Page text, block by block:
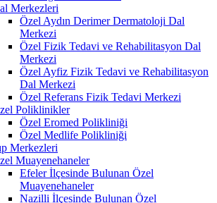
Merkezleri
Özel Aydın Derimer Dermatoloji Dal
Merkezi
Özel Fizik Tedavi ve Rehabilitasyon Dal
Merkezi
Özel Ayfiz Fizik Tedavi ve Rehabilitasyon
Dal Merkezi
Özel Referans Fizik Tedavi Merkezi
Poliklinikler
Özel Eromed Polikliniği
Özel Medlife Polikliniği
Merkezleri
Muayenehaneler
Efeler İlçesinde Bulunan Özel
Muayenehaneler
Nazilli İlçesinde Bulunan Özel